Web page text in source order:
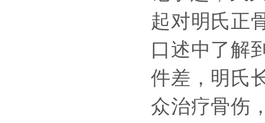
起对明氏正
口述中了解
件差，明氏
众治疗骨伤